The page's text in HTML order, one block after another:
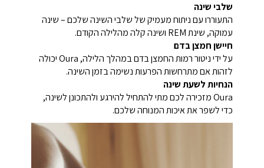
שלבי שינה
התעוררו עם ניתוח מעמיק של שלבי השינה שלכם – שינה
עמוקה, שינת REM ושינה קלה מהלילה הקודם.
חיישן חמצן בדם
על ידי ניטור רמות החמצן בדם במהלך הלילה, Oura יכולה
לזהות אם מתרחשות הפרעות נשימה בזמן השינה.
הנחיות לשעת שינה
Oura מזכירה לכם מתי להתחיל להירגע ולהתכונן לשינה,
כדי לשפר את איכות המנוחה שלכם.